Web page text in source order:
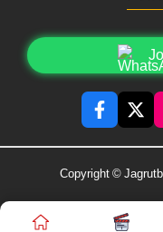
Copyright ©